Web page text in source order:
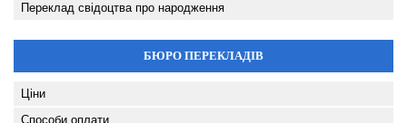
Переклад свідоцтва про народження
БЮРО ПЕРЕКЛАДІВ
Ціни
Способи оплати